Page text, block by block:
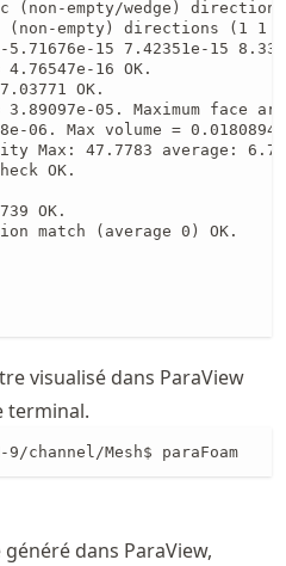
(non-empty/wedge)
(non-empty) directions (1 1
5.71676e-15 7.42351e-15
4.76547e-16 OK.
OK.
3.89097e-05. Maximum face
06. Max volume =
Max: 47.7783 average:
OK.
OK.
match (average 0) OK.
visualisé dans ParaView
terminal.
9/channel/Mesh$ paraFoam
dans ParaView,